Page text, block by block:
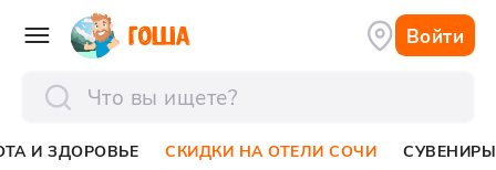
Войти
И ЗДОРОВЬЕ СКИДКИ НА ОТЕЛИ СОЧИ СУВЕНИРЫ